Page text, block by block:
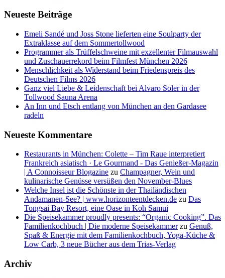
Neueste Beiträge
Emeli Sandé und Joss Stone lieferten eine Soulparty der
Extraklasse auf dem Sommertollwood
Programmer als Trüffelschweine mit exzellenter Filmauswahl
und Zuschauerrekord beim Filmfest München 2026
Menschlichkeit als Widerstand beim Friedenspreis des
Deutschen Films 2026
Ganz viel Liebe & Leidenschaft bei Alvaro Soler in der
Tollwood Sauna Arena
An Inn und Etsch entlang von München an den Gardasee
radeln
Neueste Kommentare
Restaurants in München: Colette – Tim Raue interpretiert
Frankreich asiatisch · Le Gourmand - Das Genießer-Magazin
| A Connoisseur Blogazine zu Champagner, Wein und
kulinarische Genüsse versüßen den November-Blues
Welche Insel ist die Schönste in der Thailändischen
Andamanen-See? | www.horizonteentdecken.de zu Das
Tongsai Bay Resort, eine Oase in Koh Samui
Die Speisekammer proudly presents: “Organic Cooking”. Das
Familienkochbuch | Die moderne Speisekammerzu Genuß,
Spaß & Energie mit dem Familienkochbuch, Yoga-Küche &
Low Carb, 3 neue Bücher aus dem Trias-Verlag
Archiv